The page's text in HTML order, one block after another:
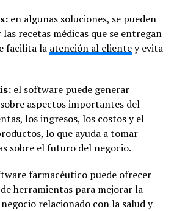
en algunas soluciones, se pueden
recetas médicas que se entregan
facilita la atención al clientey evita
el software puede generar
aspectos importantes del
los ingresos, los costos y el
lo que ayuda a tomar
sobre el futuro del negocio.
farmacéutico puede ofrecer
herramientas para mejorar la
relacionado con la salud y